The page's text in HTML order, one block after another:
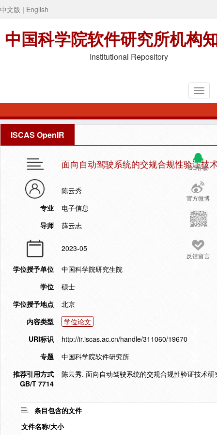
中文版 | English
中国科学院软件研究所机构
Institutional Repository
ISCAS OpenIR
QQ客服
官方微博
反馈留言
面向自动驾驶系统的交规合规性验证技
陈云秀
专业
电子信息
导师
薛云志
2023-05
学位授予单位
中国科学院研究生院
学位
硕士
学位授予地点
北京
内容类型
学位论文
URI标识
http://ir.iscas.ac.cn/handle/311060/19670
专题
中国科学院软件研究所
推荐引用方式
GB/T 7714
陈云秀. 面向自动驾驶系统的交规合规性验证技术
条目包含的文件
文件名称/大小